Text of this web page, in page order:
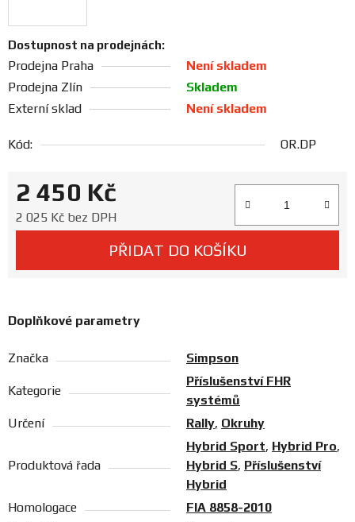
a
katalogy
Prodejny
Dostupnost na prodejnách:
Prodejna Zlín Skladem
Prodejna Praha Není skladem
Externí sklad Není skladem
Kód: OR.DP
2 450 Kč
2 025 Kč bez DPH
PŘIDAT DO KOŠÍKU
Doplňkové parametry
Značka Simpson
Kategorie
Příslušenství FHR
systémů
Určení
Rally, Okruhy
Produktová řada
Hybrid Sport, Hybrid Pro,
Hybrid S, Příslušenství
Hybrid
Homologace
FIA 8858-2010